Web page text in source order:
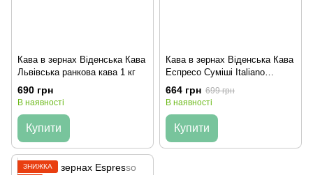
Кава в зернах Вiденська Кава
Львівська ранкова кава 1 кг
690 грн
В наявності
Купити
Кава в зернах Вiденська Кава
Еспресо Суміші Italiano
Espresso Coffee 1 кг
664 грн 699 грн
В наявності
Купити
ЗНИЖКА